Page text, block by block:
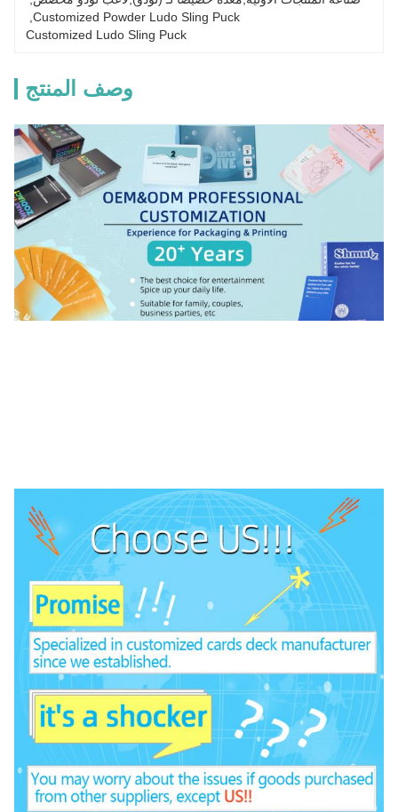
Customized Powder Ludo Sling Puck
Customized Ludo Sling Puck
وصف المنتج